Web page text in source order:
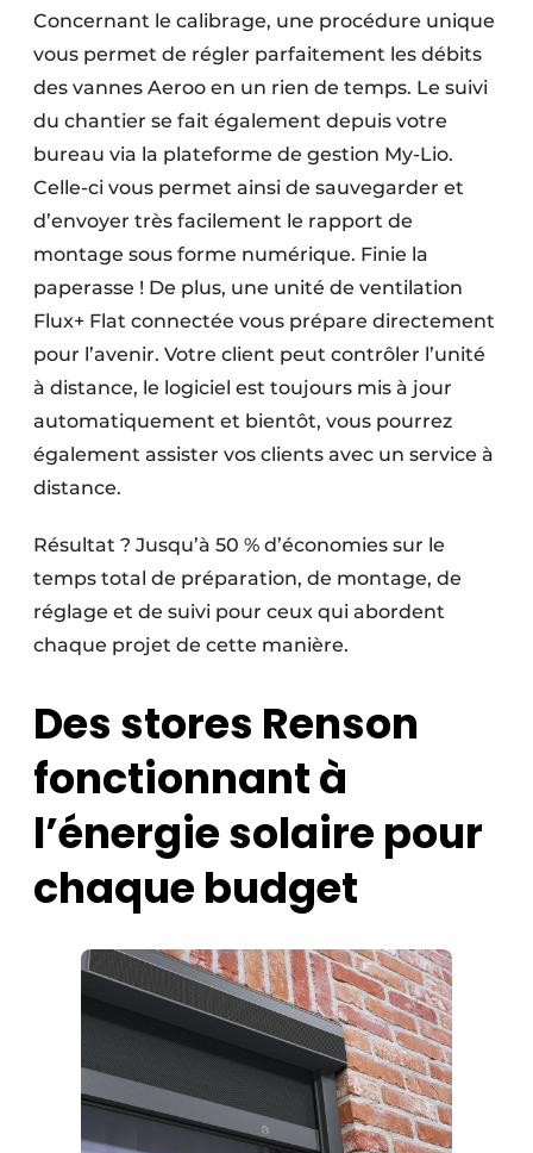
Concernant le calibrage, une procédure unique
vous permet de régler parfaitement les débits
des vannes Aeroo en un rien de temps. Le suivi
du chantier se fait également depuis votre
bureau via la plateforme de gestion My-Lio.
Celle-ci vous permet ainsi de sauvegarder et
d’envoyer très facilement le rapport de
montage sous forme numérique. Finie la
paperasse ! De plus, une unité de ventilation
Flux+ Flat connectée vous prépare directement
pour l’avenir. Votre client peut contrôler l’unité
à distance, le logiciel est toujours mis à jour
automatiquement et bientôt, vous pourrez
également assister vos clients avec un service à
distance.
Résultat ? Jusqu’à 50 % d’économies sur le
temps total de préparation, de montage, de
réglage et de suivi pour ceux qui abordent
chaque projet de cette manière.
Des stores Renson
fonctionnant à
l’énergie solaire pour
chaque budget